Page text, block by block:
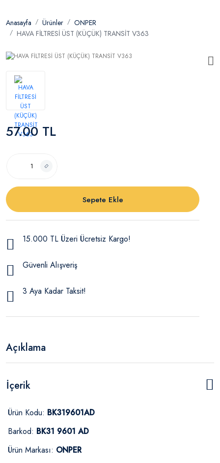
Anasayfa Ürünler
ONPER
HAVA FİLTRESİ ÜST (KÜÇÜK) TRANSİT V363
57.00 TL
Sepete Ekle
15.000 TL Üzeri Ücretsiz Kargo!
Güvenli Alışveriş
3 Aya Kadar Taksit!
Açıklama
İçerik
Ürün Kodu: BK319601AD
Barkod: BK31 9601 AD
Ürün Markası: ONPER